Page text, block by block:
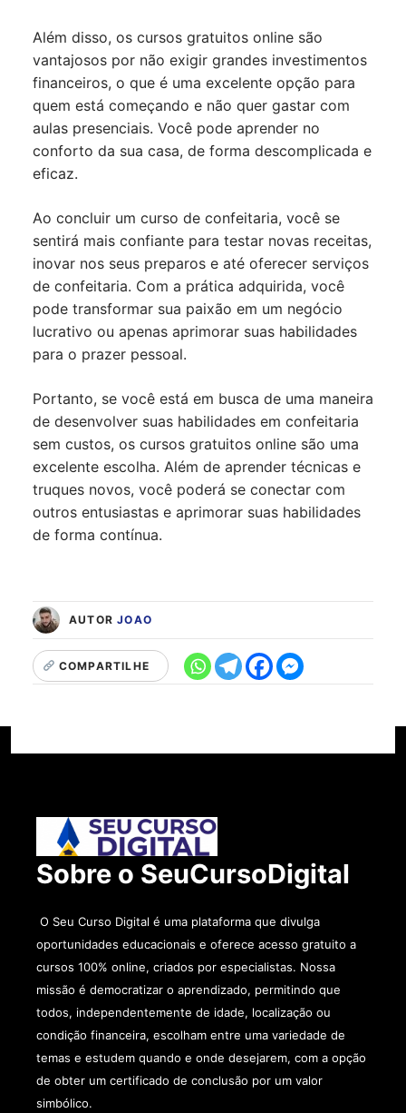
Além disso, os cursos gratuitos online são
vantajosos por não exigir grandes investimentos
financeiros, o que é uma excelente opção para
quem está começando e não quer gastar com
aulas presenciais. Você pode aprender no
conforto da sua casa, de forma descomplicada e
eficaz.
Ao concluir um curso de confeitaria, você se
sentirá mais confiante para testar novas receitas,
inovar nos seus preparos e até oferecer serviços
de confeitaria. Com a prática adquirida, você
pode transformar sua paixão em um negócio
lucrativo ou apenas aprimorar suas habilidades
para o prazer pessoal.
Portanto, se você está em busca de uma maneira
de desenvolver suas habilidades em confeitaria
sem custos, os cursos gratuitos online são uma
excelente escolha. Além de aprender técnicas e
truques novos, você poderá se conectar com
outros entusiastas e aprimorar suas habilidades
de forma contínua.
AUTORJOAO
COMPARTILHE
Sobre o SeuCursoDigital
O Seu Curso Digital é uma plataforma que divulga
oportunidades educacionais e oferece acesso gratuito a
cursos 100% online, criados por especialistas. Nossa
missão é democratizar o aprendizado, permitindo que
todos, independentemente de idade, localização ou
condição financeira, escolham entre uma variedade de
temas e estudem quando e onde desejarem, com a opção
de obter um certificado de conclusão por um valor
simbólico.